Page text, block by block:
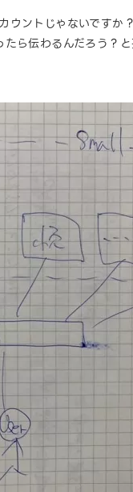
ントじゃないですか
ら伝わるんだろう？